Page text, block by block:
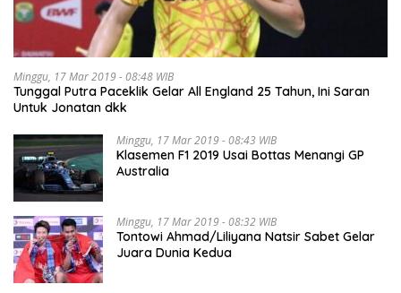
Minggu, 17 Mar 2019 - 08:48 WIB
Tunggal Putra Paceklik Gelar All England 25 Tahun, Ini Saran
Untuk Jonatan dkk
Minggu, 17 Mar 2019 - 08:43 WIB
Klasemen F1 2019 Usai Bottas Menangi GP
Australia
Minggu, 17 Mar 2019 - 08:32 WIB
Tontowi Ahmad/Liliyana Natsir Sabet Gelar
Juara Dunia Kedua